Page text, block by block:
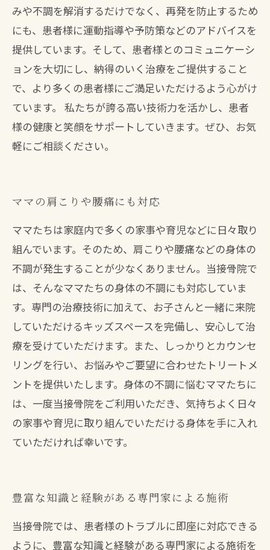
みや不調を解消するだけでなく、再発を防止するため
にも、患者様に運動指導や予防策などのアドバイスを
提供しています。そして、患者様とのコミュニケーシ
ョンを大切にし、納得のいく治療をご提供すること
で、より多くの患者様にご満足いただけるよう心がけ
ています。 私たちが誇る高い技術力を活かし、患者
様の健康と笑顔をサポートしていきます。ぜひ、お気
軽にご相談ください。
ママの肩こりや腰痛にも対応
ママたちは家庭内で多くの家事や育児などに日々取り
組んでいます。そのため、肩こりや腰痛などの身体の
不調が発生することが少なくありません。当接骨院で
は、そんなママたちの身体の不調にも対応していま
す。専門の治療技術に加えて、お子さんと一緒に来院
していただけるキッズスペースを完備し、安心して治
療を受けていただけます。また、しっかりとカウンセ
リングを行い、お悩みやご要望に合わせたトリートメ
ントを提供いたします。身体の不調に悩むママたちに
は、一度当接骨院をご利用いただき、気持ちよく日々
の家事や育児に取り組んでいただける身体を手に入れ
ていただければ幸いです。
豊富な知識と経験がある専門家による施術
当接骨院では、患者様のトラブルに即座に対応できる
ように、豊富な知識と経験がある専門家による施術を